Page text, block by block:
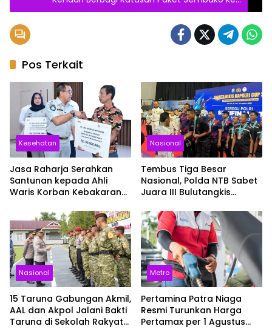
Lansia
Pos Terkait
Kesehatan
Jasa Raharja Serahkan
Santunan kepada Ahli
Waris Korban Kebakaran
Nasional
Tembus Tiga Besar
Nasional, Polda NTB Sabet
Juara III Bulutangkis
Nasional
15 Taruna Gabungan Akmil,
AAL dan Akpol Jalani Bakti
Taruna di Sekolah Rakyat
Metro
Pertamina Patra Niaga
Resmi Turunkan Harga
Pertamax per 1 Agustus